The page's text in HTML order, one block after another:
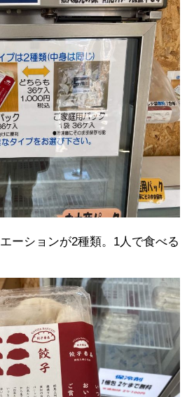
ーションが2種類。1人で食べる